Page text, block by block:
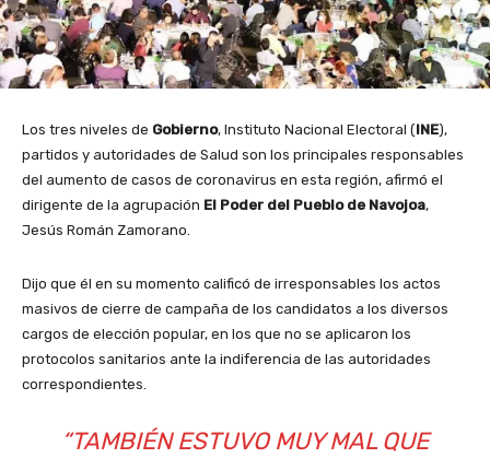
Los tres niveles de Gobierno, Instituto Nacional Electoral (INE),
partidos y autoridades de Salud son los principales responsables
del aumento de casos de coronavirus en esta región, afirmó el
dirigente de la agrupación El Poder del Pueblo de Navojoa,
Jesús Román Zamorano.
Dijo que él en su momento calificó de irresponsables los actos
masivos de cierre de campaña de los candidatos a los diversos
cargos de elección popular, en los que no se aplicaron los
protocolos sanitarios ante la indiferencia de las autoridades
correspondientes.
“TAMBIÉN ESTUVO MUY MAL QUE